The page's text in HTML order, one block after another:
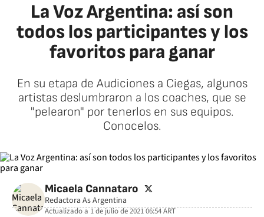
La Voz Argentina: así son
todos los participantes y los
favoritos para ganar
En su etapa de Audiciones a Ciegas, algunos
artistas deslumbraron a los coaches, que se
"pelearon" por tenerlos en sus equipos.
Conocelos.
Micaela Cannataro twitter
Redactora As Argentina
Actualizado a1 de julio de 2021 06:54ART